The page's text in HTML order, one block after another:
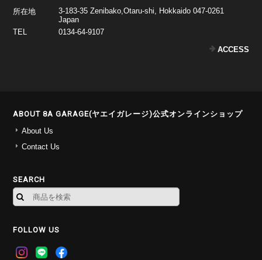
所在地
3-183-35 Zenibako,Otaru-shi, Hokkaido 047-0261
Japan
TEL
0134-64-9107
ACCESS
ABOUT 8A GARAGE(ヤエイガレージ)公式オンラインショップ
About Us
Contact Us
SEARCH
FOLLOW US